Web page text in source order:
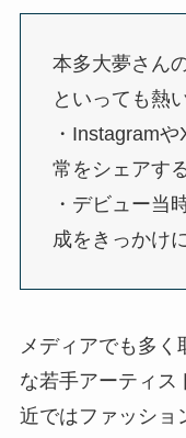
本多大夢さん
といっても熱
・Instagram
常をシェアす
・デビュー当
成をきっかけ
メディアでも多く
な若手アーティス
近ではファッショ